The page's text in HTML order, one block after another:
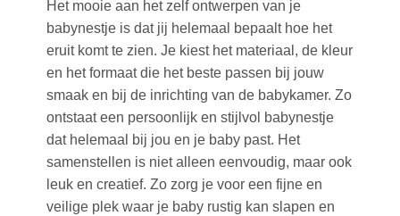
Het mooie aan het zelf ontwerpen van je
babynestje is dat jij helemaal bepaalt hoe het
eruit komt te zien. Je kiest het materiaal, de kleur
en het formaat die het beste passen bij jouw
smaak en bij de inrichting van de babykamer. Zo
ontstaat een persoonlijk en stijlvol babynestje
dat helemaal bij jou en je baby past. Het
samenstellen is niet alleen eenvoudig, maar ook
leuk en creatief. Zo zorg je voor een fijne en
veilige plek waar je baby rustig kan slapen en